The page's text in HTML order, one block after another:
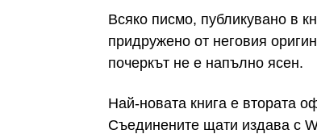
Всяко писмо, публикувано в
придружено от неговия
почеркът не е напълно ясен.
Най-новата книга е втората
Съединените щати издава с